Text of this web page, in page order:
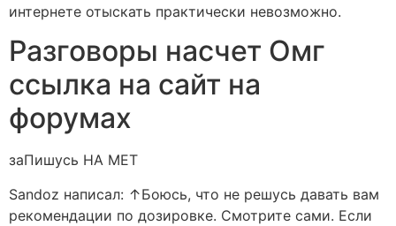
интернете отыскать практически невозможно.
Разговоры насчет Омг
ссылка на сайт на
форумах
заПишусь НА МЕТ
Sandoz написал: ↑Боюсь, что не решусь давать вам
рекомендации по дозировке. Смотрите сами. Если